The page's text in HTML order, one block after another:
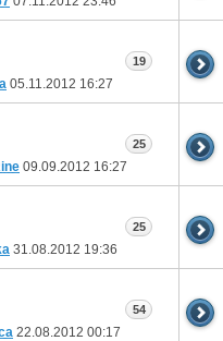
05.11.2012 16:27
19
09.09.2012 16:27
25
31.08.2012 19:36
25
22.08.2012 00:17
54